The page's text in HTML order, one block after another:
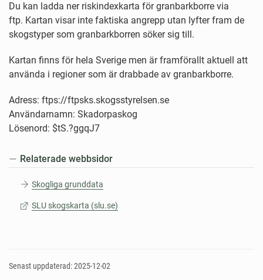
Du kan ladda ner riskindexkarta för granbarkborre via
ftp. Kartan visar inte faktiska angrepp utan lyfter fram de
skogstyper som granbarkborren söker sig till.
Kartan finns för hela Sverige men är framförallt aktuell att
använda i regioner som är drabbade av granbarkborre.
Adress: ftps://ftpsks.skogsstyrelsen.se
Användarnamn: Skadorpaskog
Lösenord: $tS.?ggqJ7
Relaterade webbsidor
Skogliga grunddata
SLU skogskarta (slu.se)
Senast uppdaterad: 2025-12-02